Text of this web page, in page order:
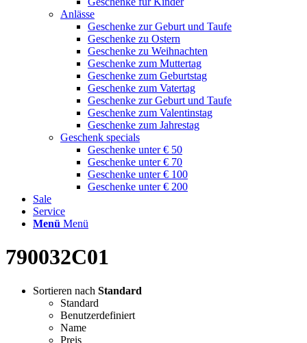
Anlässe
Geschenke zur Geburt und Taufe
Geschenke zu Ostern
Geschenke zu Weihnachten
Geschenke zum Muttertag
Geschenke zum Geburtstag
Geschenke zum Vatertag
Geschenke zur Geburt und Taufe
Geschenke zum Valentinstag
Geschenke zum Jahrestag
Geschenk specials
Geschenke unter € 50
Geschenke unter € 70
Geschenke unter € 100
Geschenke unter € 200
Sale
Service
Menü Menü
790032C01
Sortieren nach Standard
Standard
Benutzerdefiniert
Name
Preis